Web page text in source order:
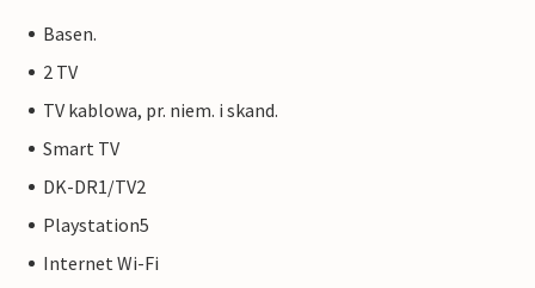
Basen.
2 TV
TV kablowa, pr. niem. i skand.
Smart TV
DK-DR1/TV2
Playstation5
Internet Wi-Fi